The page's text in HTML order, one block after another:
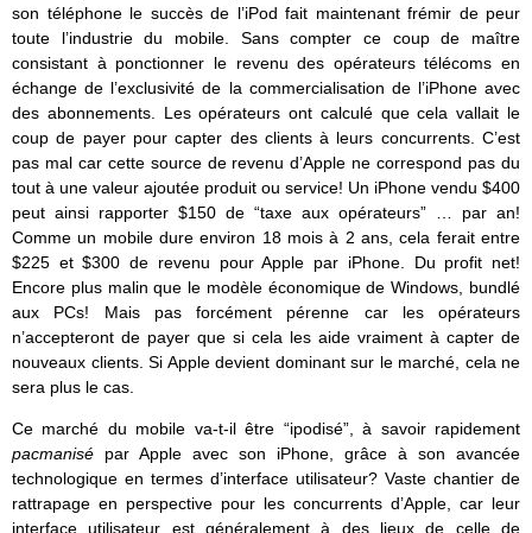
son téléphone le succès de l’iPod fait maintenant frémir de peur
toute l’industrie du mobile. Sans compter ce coup de maître
consistant à ponctionner le revenu des opérateurs télécoms en
échange de l’exclusivité de la commercialisation de l’iPhone avec
des abonnements. Les opérateurs ont calculé que cela vallait le
coup de payer pour capter des clients à leurs concurrents. C’est
pas mal car cette source de revenu d’Apple ne correspond pas du
tout à une valeur ajoutée produit ou service! Un iPhone vendu $400
peut ainsi rapporter $150 de “taxe aux opérateurs” … par an!
Comme un mobile dure environ 18 mois à 2 ans, cela ferait entre
$225 et $300 de revenu pour Apple par iPhone. Du profit net!
Encore plus malin que le modèle économique de Windows, bundlé
aux PCs! Mais pas forcément pérenne car les opérateurs
n’accepteront de payer que si cela les aide vraiment à capter de
nouveaux clients. Si Apple devient dominant sur le marché, cela ne
sera plus le cas.
Ce marché du mobile va-t-il être “ipodisé”, à savoir rapidement
pacmanisé par Apple avec son iPhone, grâce à son avancée
technologique en termes d’interface utilisateur? Vaste chantier de
rattrapage en perspective pour les concurrents d’Apple, car leur
interface utilisateur est généralement à des lieux de celle de